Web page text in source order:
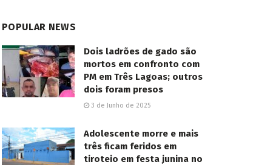
POPULAR NEWS
Dois ladrões de gado são
mortos em confronto com
PM em Três Lagoas; outros
dois foram presos
3 de Junho de 2025
Adolescente morre e mais
três ficam feridos em
tiroteio em festa junina no